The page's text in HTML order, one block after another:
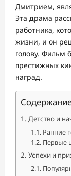
Дмитрием,
Эта драма
работника,
жизни, и он
голову. Фильм
престижных
наград.
Детство и
Ранние
Первые
Успехи и